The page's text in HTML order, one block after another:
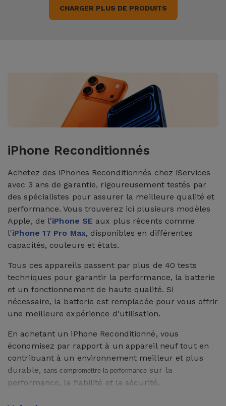
CHARGER PLUS DE PRODUITS
iPhone Reconditionnés
Achetez des iPhones Reconditionnés chez iServices
avec 3 ans de garantie, rigoureusement testés par
des spécialistes pour assurer la meilleure qualité et
performance. Vous trouverez ici plusieurs modèles
Apple, de l'iPhone SE aux plus récents comme
l'iPhone 17 Pro Max, disponibles en différentes
capacités, couleurs et états.
Tous ces appareils passent par plus de 40 tests
techniques pour garantir la performance, la batterie
et un fonctionnement de haute qualité. Si
nécessaire, la batterie est remplacée pour vous offrir
une meilleure expérience d'utilisation.
En achetant un iPhone Reconditionné, vous
économisez par rapport à un appareil neuf tout en
contribuant à un environnement meilleur et plus
durable, sans compromettre la performance sur la
performance, la fiabilité et la sécurité.